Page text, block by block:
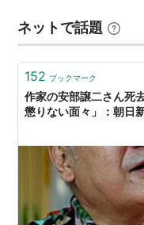
で、猫の本も書かれ
よね。 この小説は安
のですが、三島由紀
ネットで話題
152 ブックマーク
作家の安部譲二さん
懲りない面々」：朝日